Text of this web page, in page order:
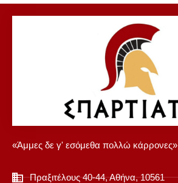
«Άμμες δε γ' εσόμεθα πολλώ κάρρονες»
Πραξιτέλους 40-44, Αθήνα, 10561